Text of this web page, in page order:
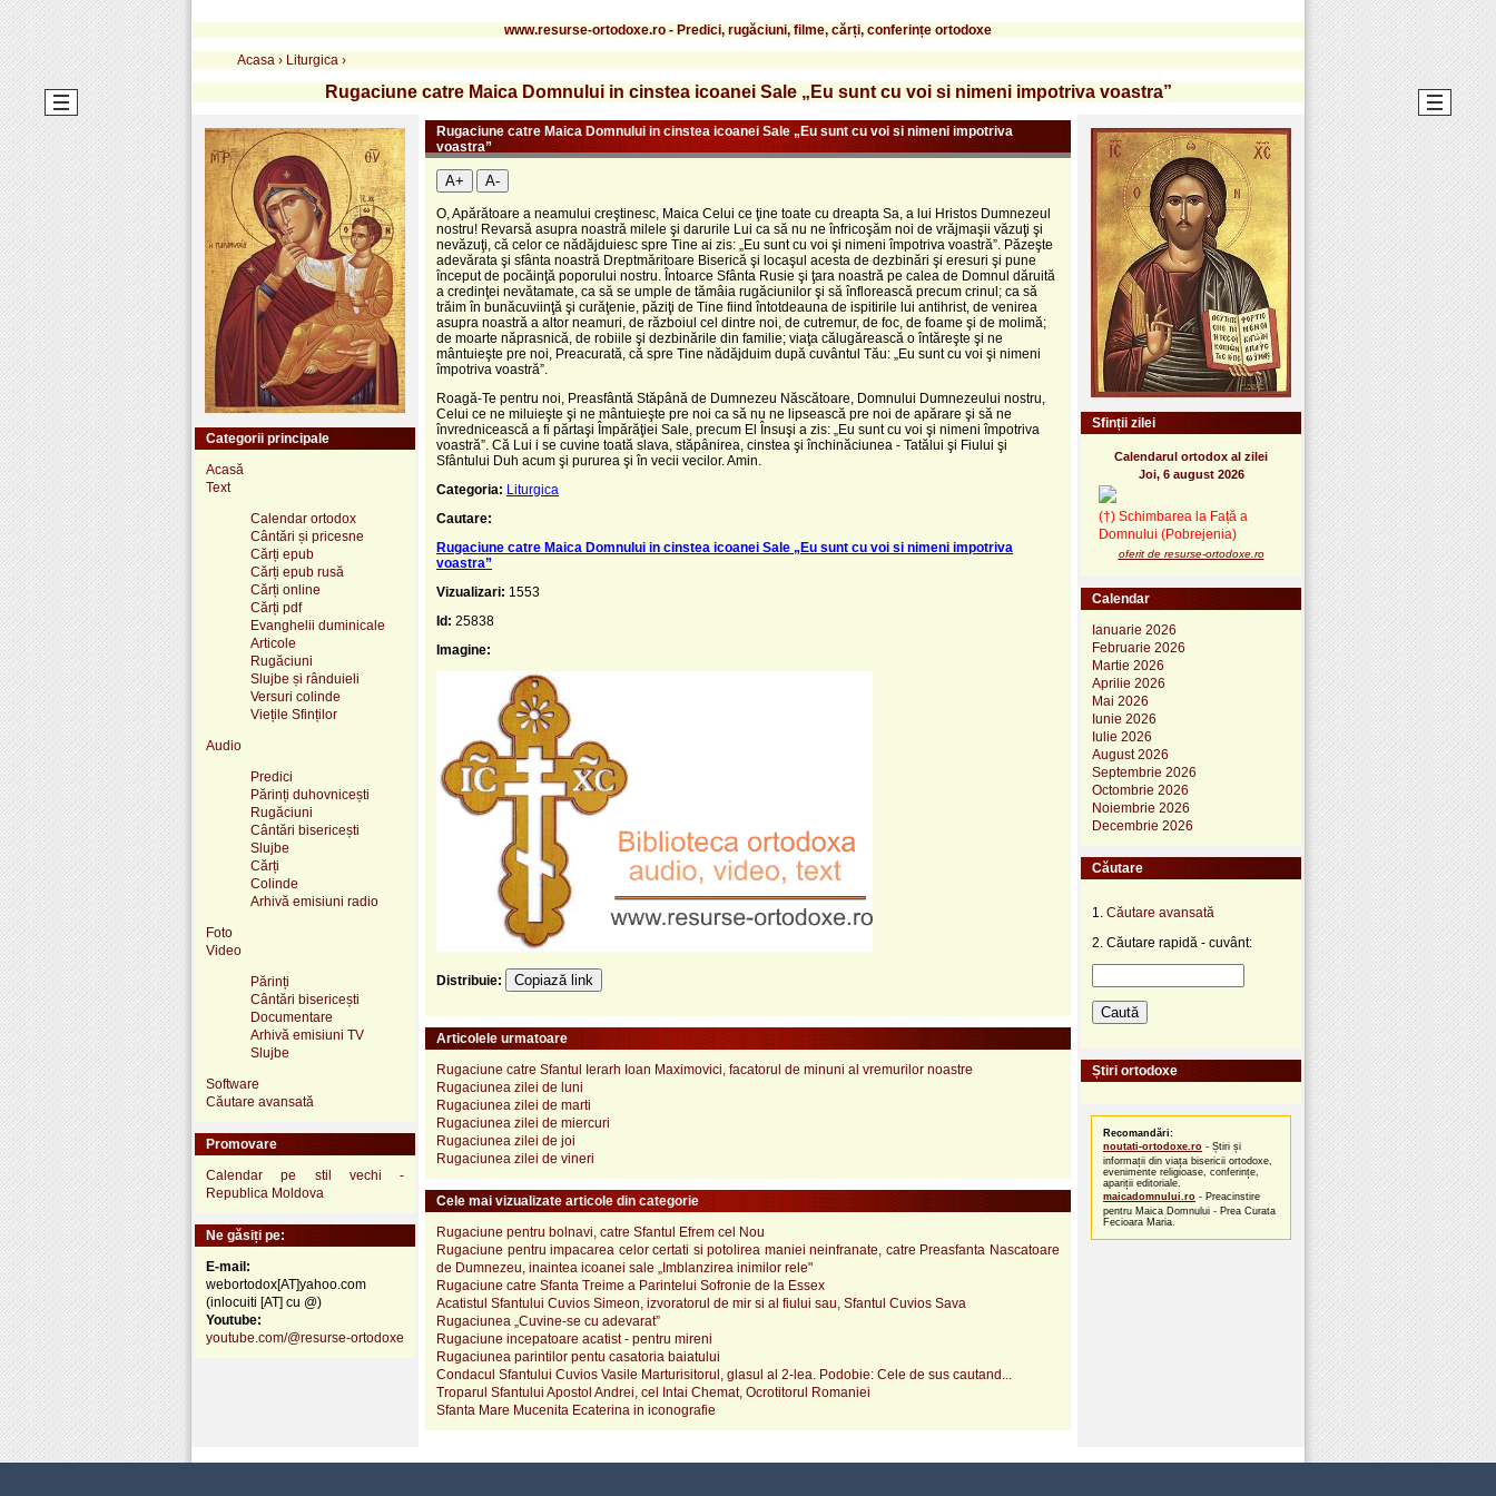
www.resurse-ortodoxe.ro - Predici, rugăciuni, filme, cărți, conferințe ortodoxe
Acasa › Liturgica ›
Rugaciune catre Maica Domnului in cinstea icoanei Sale „Eu sunt cu voi si nimeni impotriva voastra”
Rugaciune catre Maica Domnului in cinstea icoanei Sale „Eu sunt cu voi si nimeni impotriva
voastra”
A+ A-
O, Apărătoare a neamului creştinesc, Maica Celui ce ţine toate cu dreapta Sa, a lui Hristos Dumnezeul
nostru! Revarsă asupra noastră milele şi darurile Lui ca să nu ne înfricoşăm noi de vrăjmaşii văzuţi şi
nevăzuţi, că celor ce nădăjduiesc spre Tine ai zis: „Eu sunt cu voi şi nimeni împotriva voastră”. Păzeşte
adevărata şi sfânta noastră Dreptmăritoare Biserică şi locaşul acesta de dezbinări şi eresuri şi pune
început de pocăinţă poporului nostru. Întoarce Sfânta Rusie şi ţara noastră pe calea de Domnul dăruită
a credinţei nevătamate, ca să se umple de tămâia rugăciunilor şi să înflorească precum crinul; ca să
trăim în bunăcuviinţă şi curăţenie, păziţi de Tine fiind întotdeauna de ispitirile lui antihrist, de venirea
asupra noastră a altor neamuri, de războiul cel dintre noi, de cutremur, de foc, de foame şi de molimă;
de moarte năprasnică, de robiile şi dezbinările din familie; viaţa călugărească o întăreşte şi ne
mântuieşte pre noi, Preacurată, că spre Tine nădăjduim după cuvântul Tău: „Eu sunt cu voi şi nimeni
împotriva voastră”.
Roagă-Te pentru noi, Preasfântă Stăpână de Dumnezeu Născătoare, Domnului Dumnezeului nostru,
Celui ce ne miluieşte şi ne mântuieşte pre noi ca să nu ne lipsească pre noi de apărare şi să ne
învrednicească a fi părtaşi Împărăţiei Sale, precum El Însuşi a zis: „Eu sunt cu voi şi nimeni împotriva
voastră”. Că Lui i se cuvine toată slava, stăpânirea, cinstea şi închinăciunea - Tatălui şi Fiului şi
Sfântului Duh acum şi pururea şi în vecii vecilor. Amin.
Categoria: Liturgica
Cautare:
Rugaciune catre Maica Domnului in cinstea icoanei Sale „Eu sunt cu voi si nimeni impotriva
voastra”
Vizualizari: 1553
Id: 25838
Imagine:
Distribuie: Copiază link
Articolele urmatoare
Rugaciune catre Sfantul Ierarh Ioan Maximovici, facatorul de minuni al vremurilor noastre
Rugaciunea zilei de luni
Rugaciunea zilei de marti
Rugaciunea zilei de miercuri
Rugaciunea zilei de joi
Rugaciunea zilei de vineri
Cele mai vizualizate articole din categorie
Rugaciune pentru bolnavi, catre Sfantul Efrem cel Nou
Rugaciune pentru impacarea celor certati si potolirea maniei neinfranate, catre Preasfanta Nascatoare
de Dumnezeu, inaintea icoanei sale „Imblanzirea inimilor rele"
Rugaciune catre Sfanta Treime a Parintelui Sofronie de la Essex
Acatistul Sfantului Cuvios Simeon, izvoratorul de mir si al fiului sau, Sfantul Cuvios Sava
Rugaciunea „Cuvine-se cu adevarat”
Rugaciune incepatoare acatist - pentru mireni
Rugaciunea parintilor pentu casatoria baiatului
Condacul Sfantului Cuvios Vasile Marturisitorul, glasul al 2-lea. Podobie: Cele de sus cautand...
Troparul Sfantului Apostol Andrei, cel Intai Chemat, Ocrotitorul Romaniei
Sfanta Mare Mucenita Ecaterina in iconografie
Categorii principale
Acasă
Text
Calendar ortodox
Cântări și pricesne
Cărți epub
Cărți epub rusă
Cărți online
Cărți pdf
Evanghelii duminicale
Articole
Rugăciuni
Slujbe și rânduieli
Versuri colinde
Viețile Sfinților
Audio
Predici
Părinți duhovnicești
Rugăciuni
Cântări bisericești
Slujbe
Cărți
Colinde
Arhivă emisiuni radio
Foto
Video
Părinți
Cântări bisericești
Documentare
Arhivă emisiuni TV
Slujbe
Software
Căutare avansată
Promovare
Calendar pe stil vechi -
Republica Moldova
Ne găsiți pe:
E-mail:
webortodox[AT]yahoo.com
(inlocuiti [AT] cu @)
Youtube:
youtube.com/@resurse-ortodoxe
Sfinții zilei
Calendarul ortodox al zilei
Joi, 6 august 2026
(†) Schimbarea la Față a
Domnului (Pobrejenia)
oferit de resurse-ortodoxe.ro
Calendar
Ianuarie 2026
Februarie 2026
Martie 2026
Aprilie 2026
Mai 2026
Iunie 2026
Iulie 2026
August 2026
Septembrie 2026
Octombrie 2026
Noiembrie 2026
Decembrie 2026
Căutare
1. Căutare avansată
2. Căutare rapidă - cuvânt:
Știri ortodoxe
Recomandări:
noutati-ortodoxe.ro - Știri și
informații din viața bisericii ortodoxe,
evenimente religioase, conferințe,
apariții editoriale.
maicadomnului.ro - Preacinstire
pentru Maica Domnului - Prea Curata
Fecioara Maria.